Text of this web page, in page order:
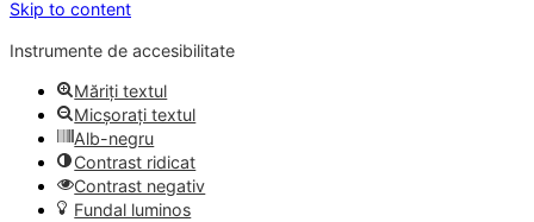
Skip to content
Instrumente de accesibilitate
Măriți textul
Micșorați textul
Alb-negru
Contrast ridicat
Contrast negativ
Fundal luminos